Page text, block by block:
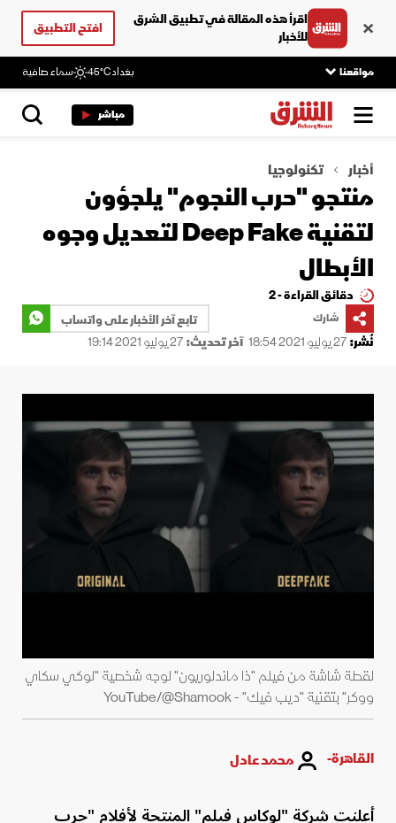
اقرأ هذه المقالة في تطبيق الشرق
للأخبار
افتح التطبيق
مواقعنا بغداد45°C سماء صافية
مباشر
أخبار تكنولوجيا
منتجو "حرب النجوم" يلجؤون
لتقنية Deep Fake لتعديل وجوه
الأبطال
دقائق القراءة - 2
شارك
تابع آخر الأخبار على واتساب
نُشر:27 يوليو 2021 18:54 آخر تحديث:27 يوليو 2021 19:14
لقطة شاشة من فيلم "ذا ماندلوريون" لوجه شخصية "لوكي سكاي
ووكر" بتقنية "ديب فيك" - YouTube/@Shamook
القاهرة- محمد عادل
أعلنت شركة "لوكاس فيلم" المنتجة لأفلام "حرب